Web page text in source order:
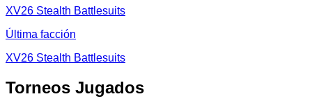
XV26 Stealth Battlesuits
Última facción
XV26 Stealth Battlesuits
Torneos Jugados